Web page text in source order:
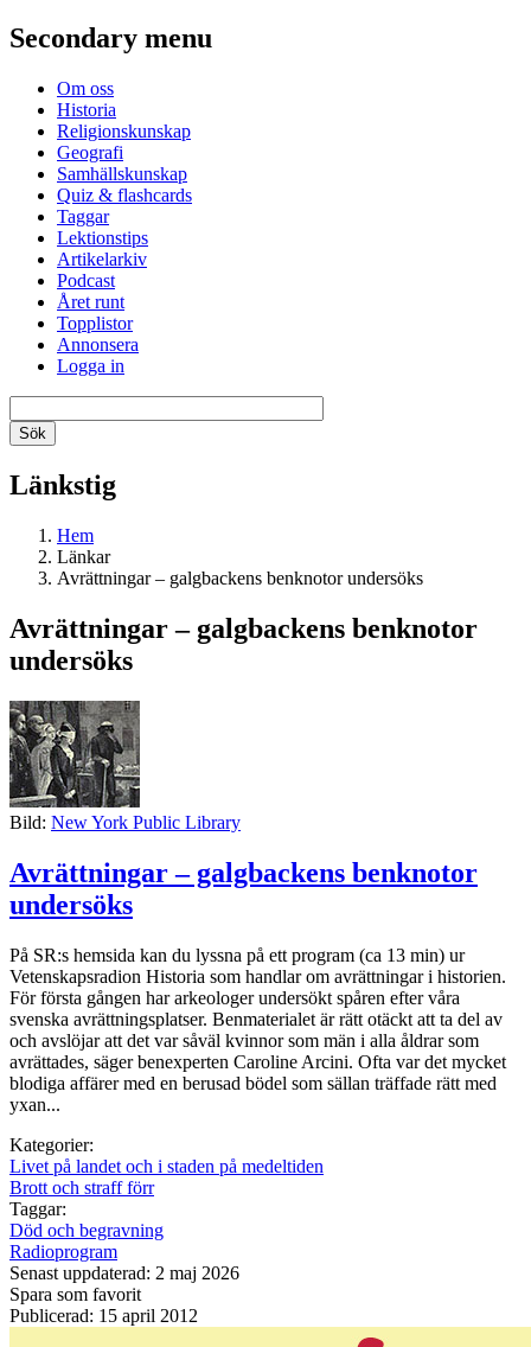
Secondary menu
Om oss
Historia
Religionskunskap
Geografi
Samhällskunskap
Quiz & flashcards
Taggar
Lektionstips
Artikelarkiv
Podcast
Året runt
Topplistor
Annonsera
Logga in
Länkstig
Hem
Länkar
Avrättningar – galgbackens benknotor undersöks
Avrättningar – galgbackens benknotor
undersöks
Bild: New York Public Library
Avrättningar – galgbackens benknotor
undersöks
På SR:s hemsida kan du lyssna på ett program (ca 13 min) ur
Vetenskapsradion Historia som handlar om avrättningar i historien.
För första gången har arkeologer undersökt spåren efter våra
svenska avrättningsplatser. Benmaterialet är rätt otäckt att ta del av
och avslöjar att det var såväl kvinnor som män i alla åldrar som
avrättades, säger benexperten Caroline Arcini. Ofta var det mycket
blodiga affärer med en berusad bödel som sällan träffade rätt med
yxan...
Kategorier:
Livet på landet och i staden på medeltiden
Brott och straff förr
Taggar:
Död och begravning
Radioprogram
Senast uppdaterad: 2 maj 2026
Spara som favorit
Publicerad: 15 april 2012